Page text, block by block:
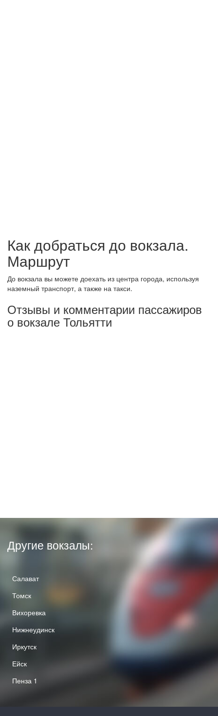
Как добраться до вокзала.
Маршрут
До вокзала вы можете доехать из центра города, используя
наземный транспорт, а также на такси.
Отзывы и комментарии пассажиров
о вокзале Тольятти
Другие вокзалы:
Салават
Томск
Вихоревка
Нижнеудинск
Иркутск
Ейск
Пенза 1